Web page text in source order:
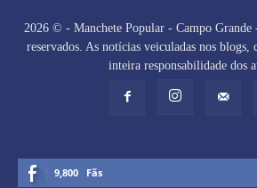
2026 © - Manchete Popular - Campo Grande
reservados. As notícias veiculadas nos blogs,
inteira responsabilidade dos
9,800 Fãs